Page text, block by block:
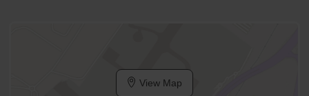
View Map